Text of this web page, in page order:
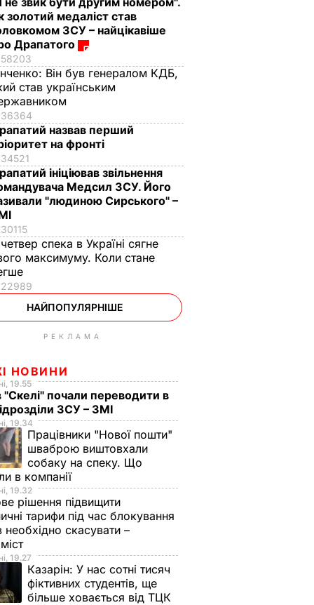
золотий медаліст став
ЗСУ – найцікавіше
Драпатого
58203
Він був генералом КДБ,
став українським
36364
назвав перший
на фронті
34521
ініціював звільнення
Медсил ЗСУ. Його
"людиною Сирського" –
30115
спека в Україні сягне
максимуму. Коли стане
22989
НАЙПОПУЛЯРНІШЕ
РЕКЛАМА
НОВИНИ
19.55
"Скелі" почали переводити в
ЗСУ – ЗМІ
19.34
Працівники "Нової пошти"
шваброю виштовхали
собаку на спеку. Що
в компанії
19.32
рішення підвищити
тарифи під час блокування
необхідно скасувати –
19.27
Казарін: У нас сотні тисяч
фіктивних студентів, ще
більше ховається від ТЦК